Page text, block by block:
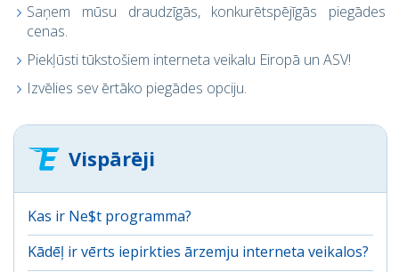
Saņem mūsu draudzīgās, konkurētspējīgās piegādes
cenas.
Piekļūsti tūkstošiem interneta veikalu Eiropā un ASV!
Izvēlies sev ērtāko piegādes opciju.
Vispārēji
Kas ir Ne$t programma?
Kādēļ ir vērts iepirkties ārzemju interneta veikalos?